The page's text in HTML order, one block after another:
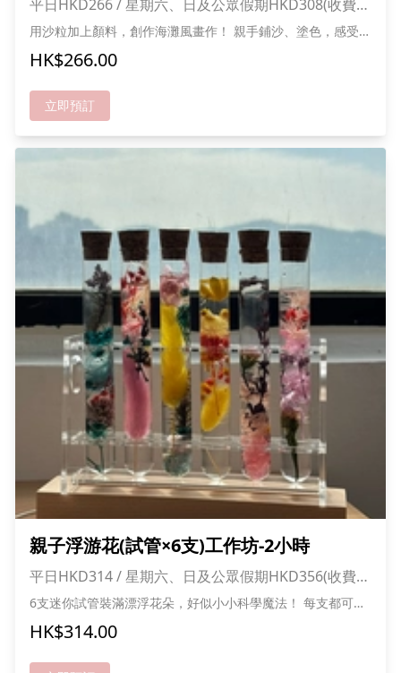
平日HKD266 / 星期六、日及公眾假期HKD308(收費已
包1大1小入場費)
用沙粒加上顏料，創作海灘風畫作！ 親手鋪沙、塗色，感受立
體質感 海洋主題，充滿夏日氣氛 發揮創意，每幅畫都獨一無
二 令畫面真係「摸得見」！ *成功報名可獲送甜品及貓貓零
HK$266.00
立即預訂
親子浮游花(試管×6支)工作坊-2小時
平日HKD314 / 星期六、日及公眾假期HKD356(收費已
包1大1小入場費)
6支迷你試管裝滿漂浮花朵，好似小小科學魔法！ 每支都可選
不同花色，變身彩虹花園 排排站好超可愛，擺設又靚又特別
自己設計、自己擺放，創意滿分！ 快黎做你專屬的花花實驗室
HK$314.00